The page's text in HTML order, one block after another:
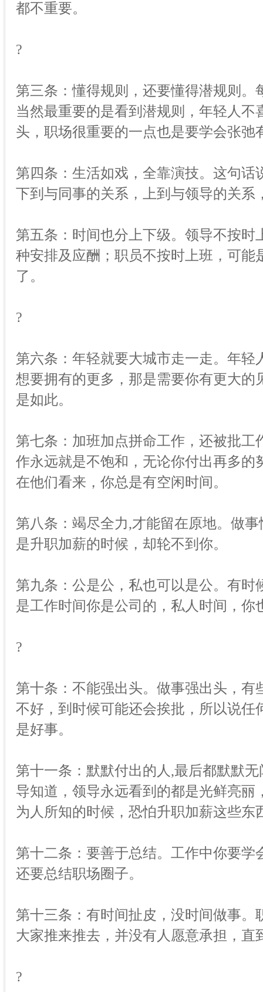
都不重要。
?
第三条：懂得规则，还要懂得潜规则
当然最重要的是看到潜规则，年轻人
头，职场很重要的一点也是要学会张弛
第四条：生活如戏，全靠演技。这句
下到与同事的关系，上到与领导的关系
第五条：时间也分上下级。领导不按
种安排及应酬；职员不按时上班，可
了。
?
第六条：年轻就要大城市走一走。年
想要拥有的更多，那是需要你有更大
是如此。
第七条：加班加点拼命工作，还被批
作永远就是不饱和，无论你付出再多
在他们看来，你总是有空闲时间。
第八条：竭尽全力,才能留在原地。做
是升职加薪的时候，却轮不到你。
第九条：公是公，私也可以是公。有
是工作时间你是公司的，私人时间，你
?
第十条：不能强出头。做事强出头，
不好，到时候可能还会挨批，所以说
是好事。
第十一条：默默付出的人,最后都默默
导知道，领导永远看到的都是光鲜亮
为人所知的时候，恐怕升职加薪这些东
第十二条：要善于总结。工作中你要
还要总结职场圈子。
第十三条：有时间扯皮，没时间做事
大家推来推去，并没有人愿意承担，直
?